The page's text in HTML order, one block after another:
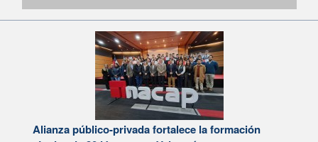
Alianza público-privada fortalece la formación